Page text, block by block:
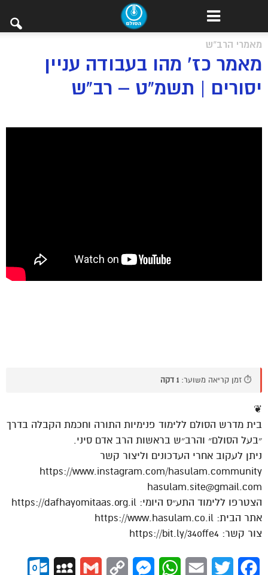
מאמרי הרב"ש
מאמר כז’ מהו בעבודה עניין
יסורים | תשמ”ט – רב”ש
⏱️ זמן קריאה משוער: 1 דקה
❦
בית מדרש הסולם ללימוד פנימיות התורה וחכמת הקבלה בדרך
״בעל הסולם״ והרב״ש בראשות הרב אדם סיני.
ניתן לעקוב אחרי העדכונים וליצור קשר
https://www.instagram.com/hasulam.community
hasulam.site@gmail.com
הצטרפו ללימוד התע״ס היומי: https://dafhayomitaas.org.il
אתר הבית: https://www.hasulam.co.il
צור קשר: https://bit.ly/34offe4
Facebook
Twitter
Email
WhatsApp
Messenger
Copy
Gmail
MySpace